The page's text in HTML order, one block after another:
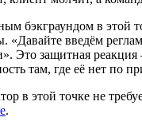
бэкграундом в этой
«Давайте введём
Это защитная
там, где её нет по
в этой точке не
.